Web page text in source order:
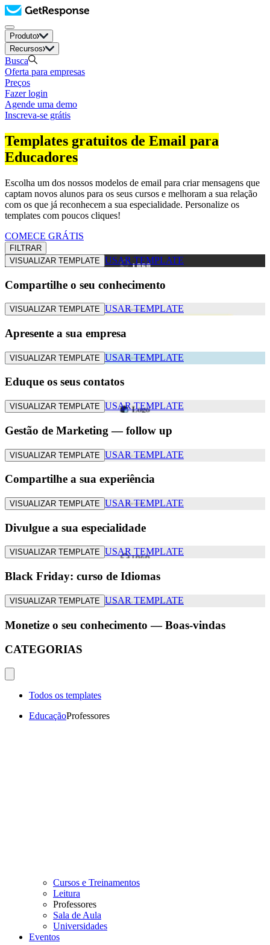
Produto
Recursos
Busca
Oferta para empresas
Preços
Fazer login
Agende uma demo
Inscreva-se grátis
Templates gratuitos de Email para
Educadores
Escolha um dos nossos modelos de email para criar mensagens que
captam novos alunos para os seus cursos e melhoram a sua relação
com os que já reconhecem a sua especialidade. Personalize os
templates com poucos cliques!
COMECE GRÁTIS
FILTRAR
VISUALIZAR TEMPLATE USAR TEMPLATE
Compartilhe o seu conhecimento
VISUALIZAR TEMPLATE USAR TEMPLATE
Apresente a sua empresa
VISUALIZAR TEMPLATE USAR TEMPLATE
Eduque os seus contatos
VISUALIZAR TEMPLATE USAR TEMPLATE
Gestão de Marketing — follow up
VISUALIZAR TEMPLATE USAR TEMPLATE
Compartilhe a sua experiência
VISUALIZAR TEMPLATE USAR TEMPLATE
Divulgue a sua especialidade
VISUALIZAR TEMPLATE USAR TEMPLATE
Black Friday: curso de Idiomas
VISUALIZAR TEMPLATE USAR TEMPLATE
Monetize o seu conhecimento — Boas-vindas
CATEGORIAS
Todos os templates
EducaçãoProfessores
Cursos e Treinamentos
Leitura
Professores
Sala de Aula
Universidades
Eventos